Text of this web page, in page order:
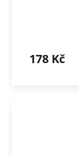
178 Kč